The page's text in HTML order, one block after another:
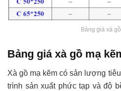
Bảng giá xà
Bảng giá xà gồ mạ
Xà gồ mạ kẽm có sản lượng
trình sản xuất phức tạp và độ